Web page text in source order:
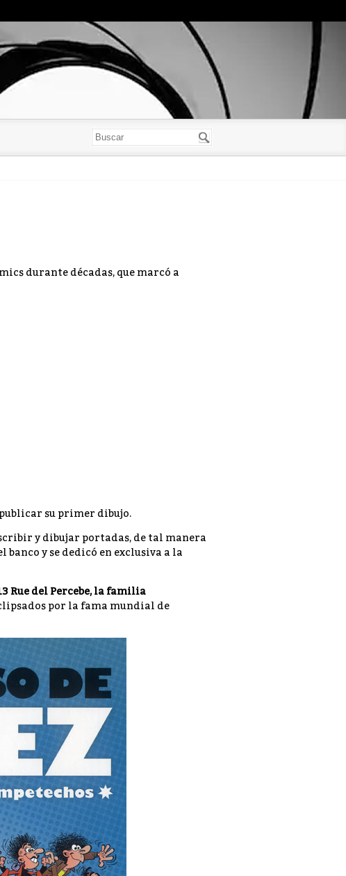
durante décadas, que marcó a
publicar su primer dibujo.
y dibujar portadas, de tal manera
banco y se dedicó en exclusiva a la
Rue del Percebe, la familia
por la fama mundial de